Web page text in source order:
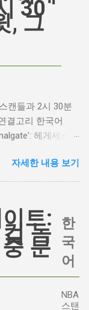
다. Photo by
폭풍의 언덕, 그
몇 주 동안 영화
다. 일부에서는 엘
클리프와는 다소
캐스팅에 대한
요. 믿으세요. 분명
여부를 넘어, 우
게 기대하는 바가
대를 어떻게 충족
인 질문을 던집니
성'의 대명사 이 지
이름이 등장하는
는 '메소드 연
30
, 그
캔들과 2시 30분
결고리 한국어
헤게세스
인기 검색어 'jd'는
니다. 최근 미국
연결되어 있습니
세스(Pete
이 스캔들은 예상
의 이름까지 소
다. 왜 'jd'가 갑자
요? 최대100%세일
자세한 내용 보기
트:
녹
분
한
국
어
NBA
스탠